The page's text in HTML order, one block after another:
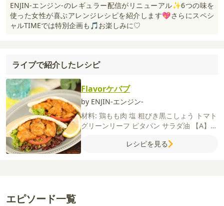
ENJIN-エンジン-のレギュラー配信がリニューアル✨6つの味を
使った女性が喜ぶアレンジレシピを紹介します💖さらにスペシ
ャルTIMEでは特別企画も🎵お楽しみに♡
ライブで紹介したレシピ
Flavorケバブ
by ENJIN-エンジン-
材料: 鶏もも肉 塩 粗びき黒こしょう
トマト
グリーンリーフ ピタパン サラダ油
【A】
梅酒レモン
レシピを見る
エピソード一覧